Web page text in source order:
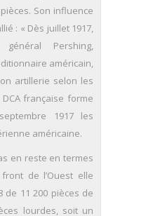
Son influence
: « Dès juillet 1917,
Pershing,
américain,
artillerie selon les
française forme
1917 les
américaine.
en reste en termes
de l’Ouest elle
de 11 200 pièces de
lourdes, soit un